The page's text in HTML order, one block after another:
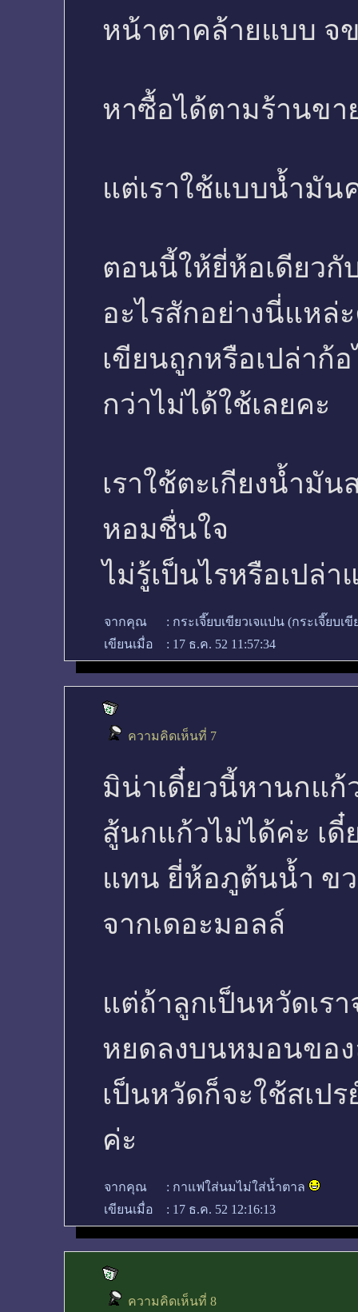
หน้าตาคล้ายแบบ จ
หาซื้อได้ตามร้านขา
แต่เราใช้แบบน้ำมัน
ตอนนี้ให้ยี่ห้อเดียว
อะไรสักอย่างนี่แหล่
เขียนถูกหรือเปล่าก้
กว่าไม่ได้ใช้เลยคะ
เราใช้ตะเกียงน้ำมั
หอมชื่นใจ
ไม่รู้เป็นไรหรือเปล่
จากคุณ : กระเจี๊ยบเขียวเจแปน (กระเจี๊ยบเ
เขียนเมื่อ
: 17 ธ.ค. 52 11:57:34
ความคิดเห็นที่ 7
มิน่าเดี๋ยวนี้หานกแก้
สู้นกแก้วไม่ได้ค่ะ เดี๋
แทน ยี่ห้อภูต้นน้ำ ขว
จากเดอะมอลล์
แต่ถ้าลูกเป็นหวัดเร
หยดลงบนหมอนของ
เป็นหวัดก็จะใช้สเ
ค่ะ
จากคุณ : กาแฟใส่นมไม่ใส่น้ำตาล
เขียนเมื่อ
: 17 ธ.ค. 52 12:16:13
ความคิดเห็นที่ 8